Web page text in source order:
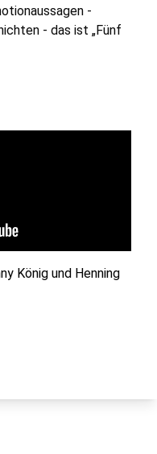
-
- das ist „Fünf
König und Henning